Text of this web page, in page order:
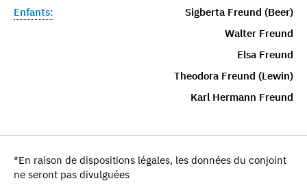
Enfants:
Sigberta Freund (Beer)
Walter Freund
Elsa Freund
Theodora Freund (Lewin)
Karl Hermann Freund
*En raison de dispositions légales, les données du conjoint
ne seront pas divulguées